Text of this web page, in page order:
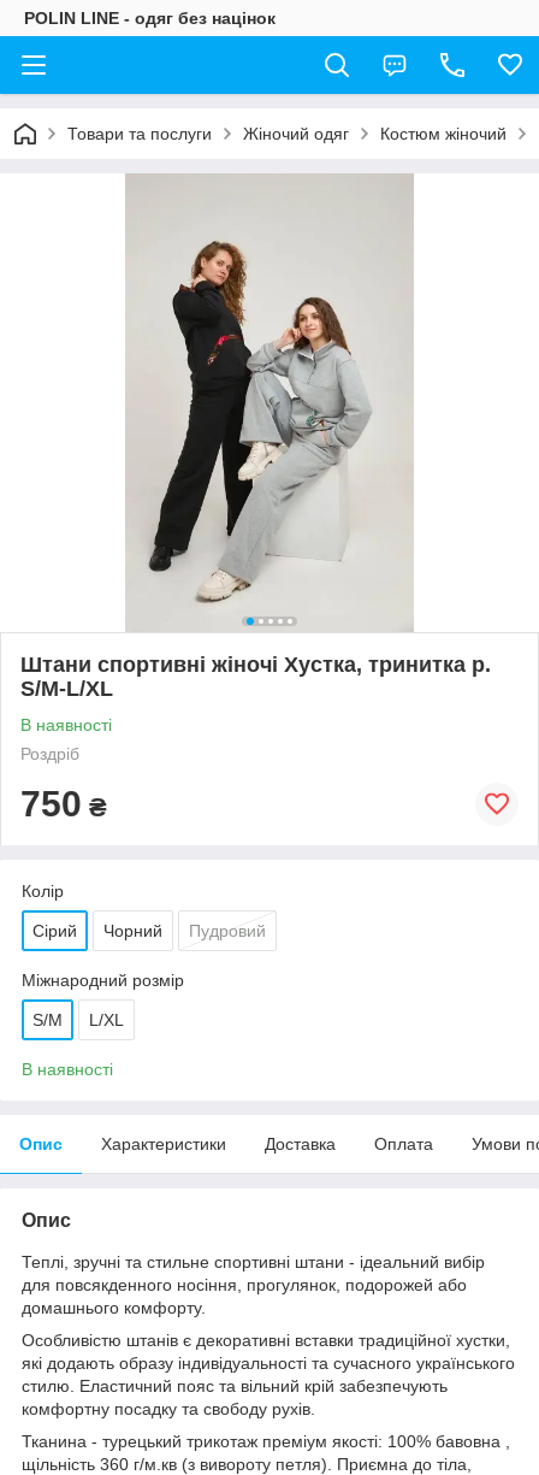
POLIN LINE - одяг без націнок
Товари та послуги Жіночий одяг Костюм жіночий
Штани спортивні жіночі Хустка, тринитка р.
S/M-L/XL
В наявності
Роздріб
750 ₴
Колір
Сірий Чорний Пудровий
Міжнародний розмір
S/M L/XL
В наявності
Опис Характеристики Доставка Оплата Умови
Опис
Теплі, зручні та стильне спортивні штани - ідеальний вибір
для повсякденного носіння, прогулянок, подорожей або
домашнього комфорту.
Особливістю штанів є декоративні вставки традиційної хустки,
які додають образу індивідуальності та сучасного українського
стилю. Еластичний пояс та вільний крій забезпечують
комфортну посадку та свободу рухів.
Тканина - турецький трикотаж преміум якості: 100% бавовна ,
щільність 360 г/м.кв (з вивороту петля). Приємна до тіла,